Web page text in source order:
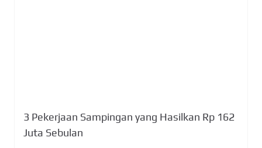
3 Pekerjaan Sampingan yang Hasilkan Rp 162
Juta Sebulan